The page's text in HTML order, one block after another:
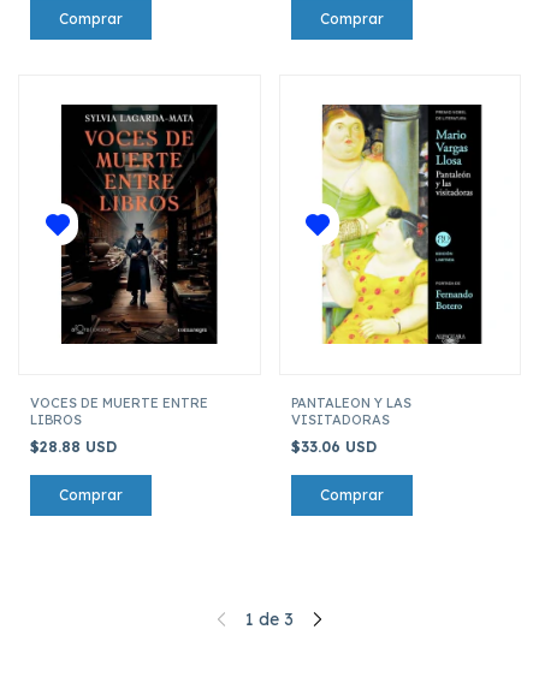
VOCES DE MUERTE ENTRE
LIBROS
$28.88 USD
PANTALEON Y LAS
VISITADORAS
$33.06 USD
1 de 3